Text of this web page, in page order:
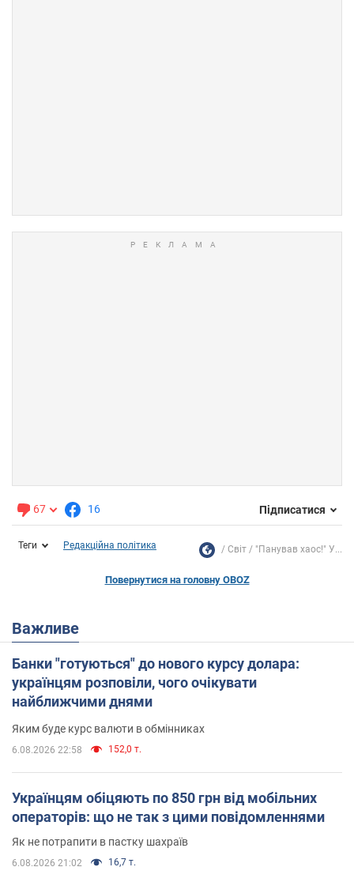
67 16 Підписатися
Теги Редакційна політика Світ "Панував хаос!" У...
Повернутися на головну OBOZ
Важливе
Банки "готуються" до нового курсу долара:
українцям розповіли, чого очікувати
найближчими днями
Яким буде курс валюти в обмінниках
6.08.2026 22:58 152,0 т.
Українцям обіцяють по 850 грн від мобільних
операторів: що не так з цими повідомленнями
Як не потрапити в пастку шахраїв
6.08.2026 21:02 16,7 т.